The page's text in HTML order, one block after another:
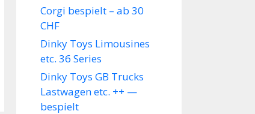
Corgi bespielt – ab 30
CHF
Dinky Toys Limousines
etc. 36 Series
Dinky Toys GB Trucks
Lastwagen etc. ++ —
bespielt